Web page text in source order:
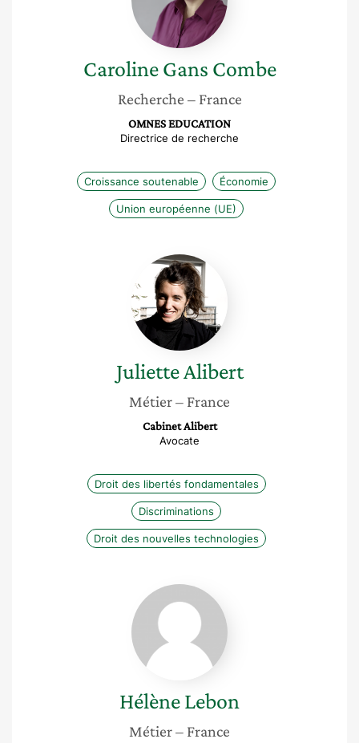
Caroline Gans Combe
Recherche – France
OMNES EDUCATION
Directrice de recherche
Croissance soutenable Économie
Union européenne (UE)
Juliette
Alibert
JulietteAlibert
Métier– France
Cabinet Alibert
Avocate
Droit des libertés fondamentales
Discriminations
Droit des nouvelles technologies
Hélène
Lebon
HélèneLebon
Métier– France